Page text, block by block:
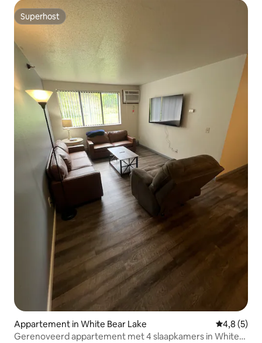
Superhost
Superhost
Appartement in White Bear Lake
4,8 (5)
Gerenoveerd appartement met 4 slaapkamers in White